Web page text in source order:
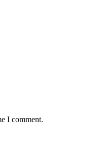
I comment.